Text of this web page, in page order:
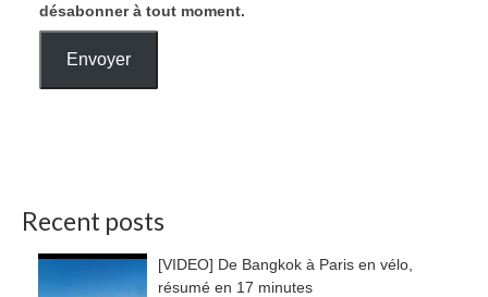
désabonner à tout moment.
Envoyer
Recent posts
[VIDEO] De Bangkok à Paris en vélo,
résumé en 17 minutes